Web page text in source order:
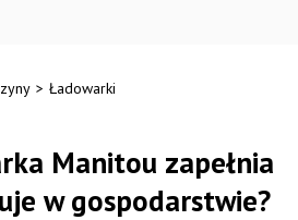
> Ładowarki
Manitou zapełnia
w gospodarstwie?